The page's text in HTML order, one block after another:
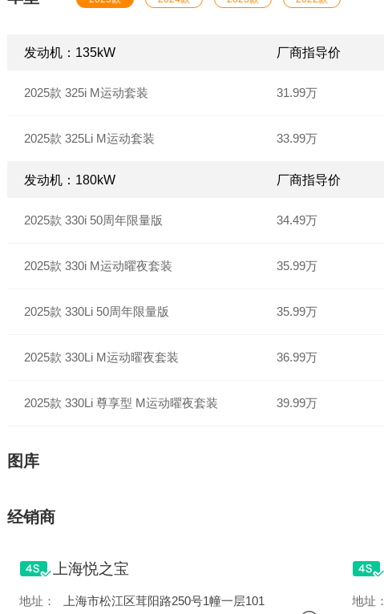
发动机：135kW 厂商指导价
2025款 325i M运动套装 31.99万
2025款 325Li M运动套装 33.99万
发动机：180kW 厂商指导价
2025款 330i 50周年限量版 34.49万
2025款 330i M运动曜夜套装 35.99万
2025款 330Li 50周年限量版 35.99万
2025款 330Li M运动曜夜套装 36.99万
2025款 330Li 尊享型 M运动曜夜套装 39.99万
图库
经销商
上海悦之宝
地址： 上海市松江区茸阳路250号1幢一层101 地址：